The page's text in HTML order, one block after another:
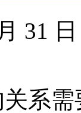
31 日
系